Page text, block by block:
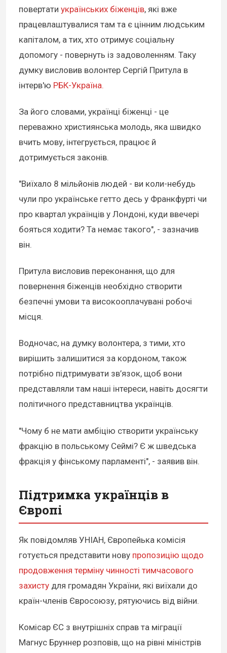
повертати українських біженців, які вже
працевлаштувалися там та є цінним людським
капіталом, а тих, хто отримує соціальну
допомогу - повернуть із задоволенням. Таку
думку висловив волонтер Сергій Притула в
інтерв'ю РБК-Україна.
За його словами, українці біженці - це
переважно християнська молодь, яка швидко
вчить мову, інтегрується, працює й
дотримується законів.
"Виїхало 8 мільйонів людей - ви коли-небудь
чули про українське гетто десь у Франкфурті чи
про квартал українців у Лондоні, куди ввечері
бояться ходити? Та немає такого", - зазначив
він.
Притула висловив переконання, що для
повернення біженців необхідно створити
безпечні умови та високооплачувані робочі
місця.
Водночас, на думку волонтера, з тими, хто
вирішить залишитися за кордоном, також
потрібно підтримувати зв’язок, щоб вони
представляли там наші інтереси, навіть досягти
політичного представництва українців.
"Чому б не мати амбіцію створити українську
фракцію в польському Сеймі? Є ж шведська
фракція у фінському парламенті", - заявив він.
Підтримка українців в
Європі
Як повідомляв УНІАН, Європейька комісія
готується представити нову пропозицію щодо
продовження терміну чинності тимчасового
захисту для громадян України, які виїхали до
країн-членів Євросоюзу, рятуючись від війни.
Комісар ЄС з внутрішніх справ та міграції
Магнус Бруннер розповів, що на рівні міністрів